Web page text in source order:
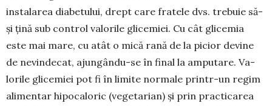
instalarea diabe­tului, drept care fratele dvs. trebuie să-
şi ţină sub control valorile glicemiei. Cu cât glice­mia
este mai mare, cu atât o mică rană de la picior devine
de nevindecat, ajun­gându-se în final la amputare. Va­
lorile glicemiei pot fi în limite nor­male printr-un regim
alimentar hi­po­caloric (vegetarian) şi prin prac­ticarea